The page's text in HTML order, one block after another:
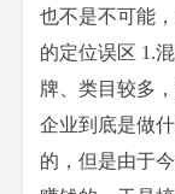
也不是不可能
的定位误区 1.
牌、类目较多
企业到底是做
的，但是由于